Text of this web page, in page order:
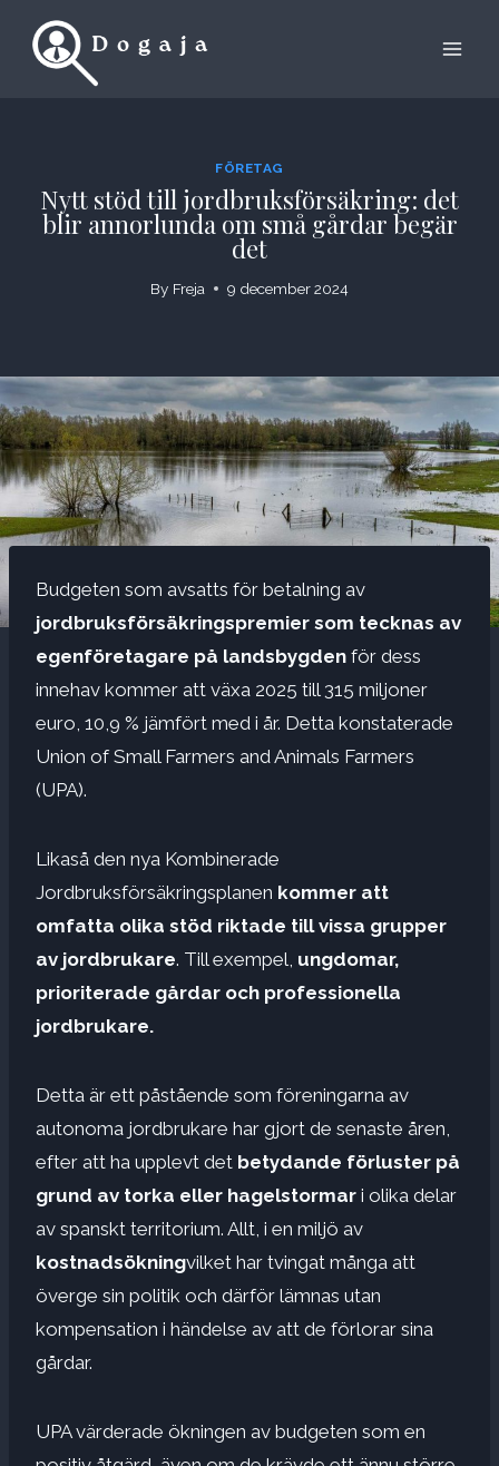
FÖRETAG
Nytt stöd till jordbruksförsäkring: det
blir annorlunda om små gårdar begär
det
By Freja 9 december 2024
Budgeten som avsatts för betalning av
jordbruksförsäkringspremier som tecknas av
egenföretagare på landsbygden för dess
innehav kommer att växa 2025 till 315 miljoner
euro, 10,9 % jämfört med i år. Detta konstaterade
Union of Small Farmers and Animals Farmers
(UPA).
Likaså den nya Kombinerade
Jordbruksförsäkringsplanen kommer att
omfatta olika stöd riktade till vissa grupper
av jordbrukare. Till exempel, ungdomar,
prioriterade gårdar och professionella
jordbrukare.
Detta är ett påstående som föreningarna av
autonoma jordbrukare har gjort de senaste åren,
efter att ha upplevt det betydande förluster på
grund av torka eller hagelstormar i olika delar
av spanskt territorium. Allt, i en miljö av
kostnadsökningvilket har tvingat många att
överge sin politik och därför lämnas utan
kompensation i händelse av att de förlorar sina
gårdar.
UPA värderade ökningen av budgeten som en